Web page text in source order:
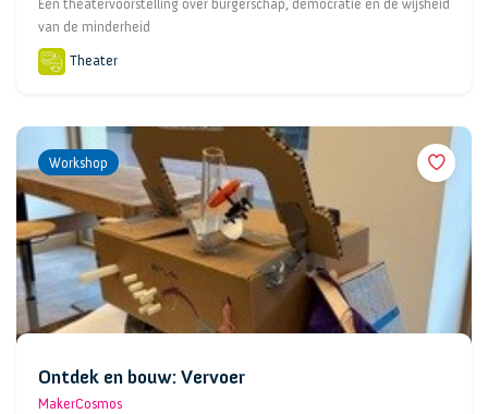
Een theatervoorstelling over burgerschap, democratie en de wijsheid
van de minderheid
Theater
Workshop
Ontdek en bouw: Vervoer
MakerCosmos